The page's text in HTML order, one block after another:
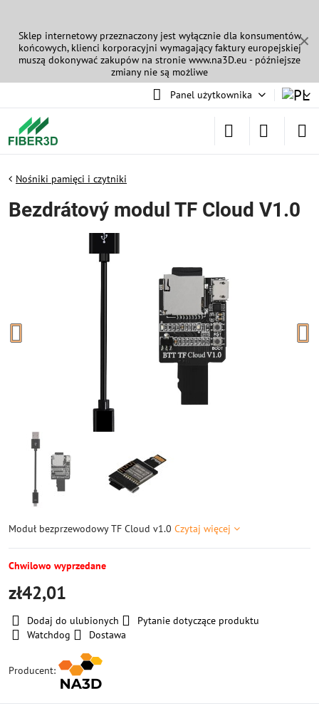
✕
Sklep internetowy przeznaczony jest wyłącznie dla konsumentów
końcowych, klienci korporacyjni wymagający faktury europejskiej
muszą dokonywać zakupów na stronie www.na3D.eu - późniejsze
zmiany nie są możliwe
Panel użytkownika
Nośniki pamięci i czytniki
Bezdrátový modul TF Cloud V1.0
Moduł bezprzewodowy TF Cloud v1.0 Czytaj więcej
Chwilowo wyprzedane
zł42,01
Dodaj do ulubionych
Pytanie dotyczące produktu
Watchdog
Dostawa
Producent: